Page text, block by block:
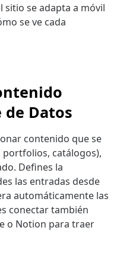
sitio se adapta a móvil
se ve cada
de Datos
contenido que se
catálogos),
Defines la
las entradas desde
automáticamente las
conectar también
o Notion para traer